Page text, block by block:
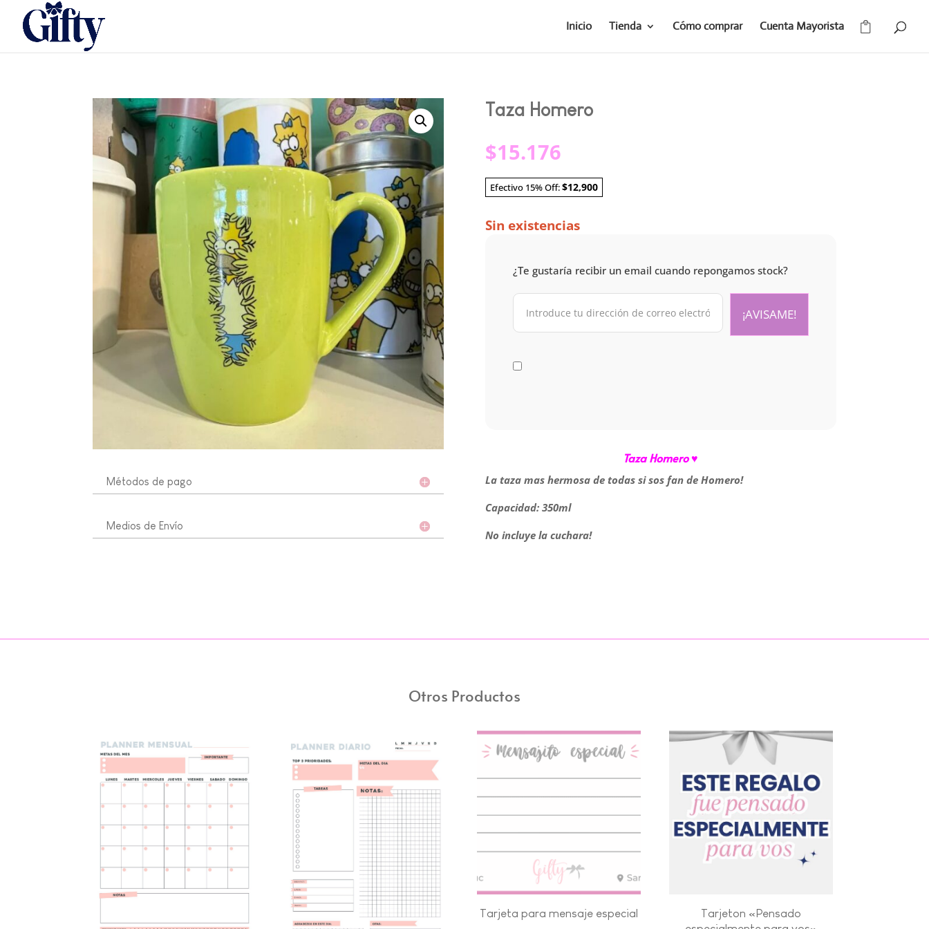
Inicio Tienda Cómo comprar Cuenta Mayorista
Métodos de pago
Medios de Envío
Taza Homero
$15.176
Efectivo 15% Off:$12,900
Sin existencias
¿Te gustaría recibir un email cuando repongamos stock?
Taza Homero ♥
La taza mas hermosa de todas si sos fan de Homero!
Capacidad: 350ml
No incluye la cuchara!
Otros Productos
Tarjeta para mensaje especial
Tarjeton «Pensado